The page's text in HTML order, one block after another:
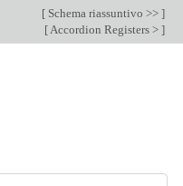
[ Schema riassuntivo >> ]
[Accordion Registers > ]